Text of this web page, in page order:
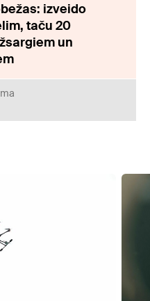
izveido
taču 20
un